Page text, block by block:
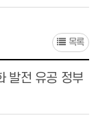
목록
발전 유공 정부